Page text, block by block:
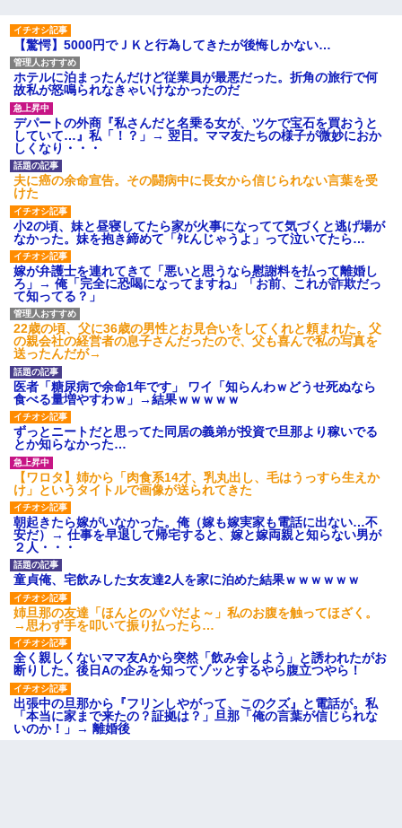
【驚愕】5000円でＪＫと行為してきたが後悔しかない…
ホテルに泊まったんだけど従業員が最悪だった。折角の旅行で何
故私が怒鳴られなきゃいけなかったのだ
デパートの外商『私さんだと名乗る女が、ツケで宝石を買おうと
していて…』私「！？」→ 翌日。ママ友たちの様子が微妙におか
しくなり・・・
夫に癌の余命宣告。その闘病中に長女から信じられない言葉を受
けた
小2の頃、妹と昼寝してたら家が火事になってて気づくと逃げ場が
なかった。妹を抱き締めて「ﾀﾋんじゃうよ」って泣いてたら…
嫁が弁護士を連れてきて「悪いと思うなら慰謝料を払って離婚し
ろ」→ 俺「完全に恐喝になってますね」「お前、これが詐欺だっ
て知ってる？」
22歳の頃、父に36歳の男性とお見合いをしてくれと頼まれた。父
の親会社の経営者の息子さんだったので、父も喜んで私の写真を
送ったんだが→
医者「糖尿病で余命1年です」 ワイ「知らんわｗどうせ死ぬなら
食べる量増やすわｗ」→結果ｗｗｗｗｗ
ずっとニートだと思ってた同居の義弟が投資で旦那より稼いでる
とか知らなかった…
【ワロタ】姉から「肉食系14才、乳丸出し、毛はうっすら生えか
け」というタイトルで画像が送られてきた
朝起きたら嫁がいなかった。俺（嫁も嫁実家も電話に出ない…不
安だ）→ 仕事を早退して帰宅すると、嫁と嫁両親と知らない男が
２人・・・
童貞俺、宅飲みした女友達2人を家に泊めた結果ｗｗｗｗｗｗ
姉旦那の友達「ほんとのパパだよ～」私のお腹を触ってほざく。
→思わず手を叩いて振り払ったら…
全く親しくないママ友Aから突然「飲み会しよう」と誘われたがお
断りした。後日Aの企みを知ってゾッとするやら腹立つやら！
出張中の旦那から『フリンしやがって、このクズ』と電話が。私
「本当に家まで来たの？証拠は？」旦那「俺の言葉が信じられな
いのか！」→ 離婚後